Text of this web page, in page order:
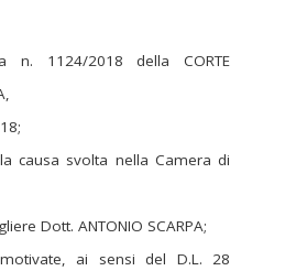
n. 1124/2018 della CORTE
causa svolta nella Camera di
Dott. ANTONIO SCARPA;
ai sensi del D.L. 28